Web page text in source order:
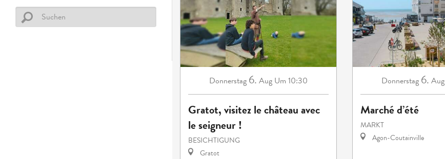
Donnerstag 6. Aug Um 10:30
Gratot, visitez le château avec
le seigneur !
BESICHTIGUNG
Gratot
Donnerstag 6. Aug
Marché d’été
MARKT
Agon-Coutainville